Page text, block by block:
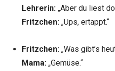
Lehrerin:„Aber du liest
Fritzchen:„Ups, ertappt.“
Fritzchen:„Was gibt’s
Mama:„Gemüse.“